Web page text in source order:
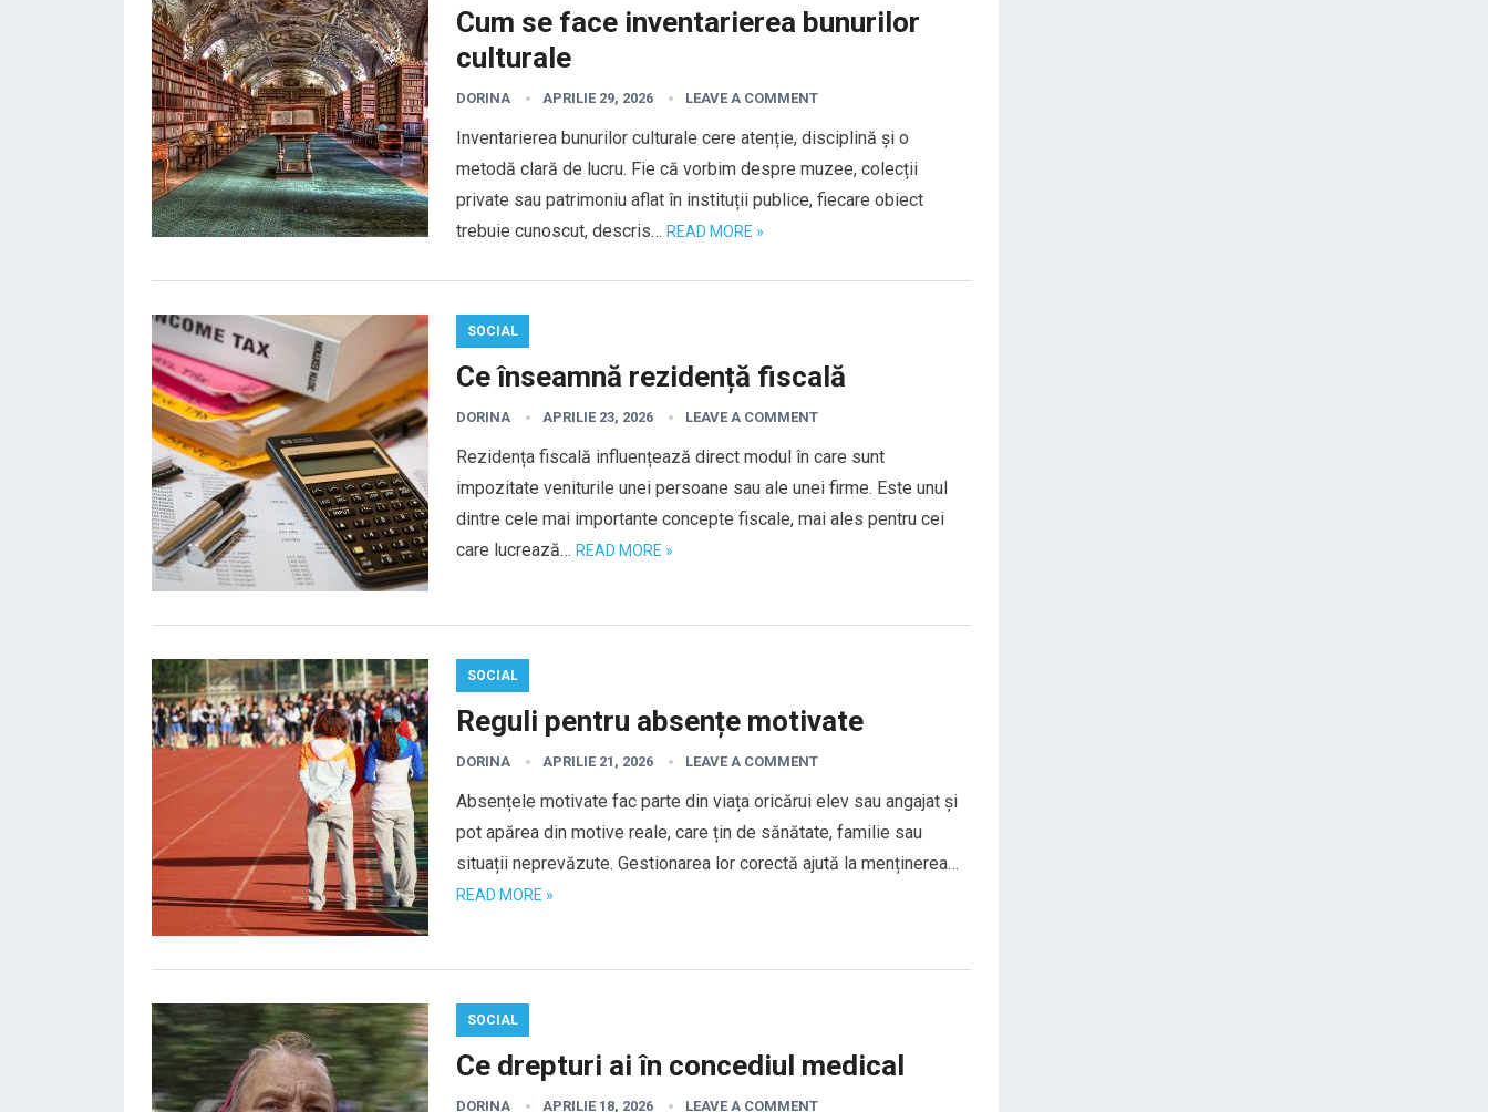
Cum se face inventarierea bunurilor
culturale
DORINA APRILIE 29, 2026 LEAVE A COMMENT
Inventarierea bunurilor culturale cere atenție, disciplină și o
metodă clară de lucru. Fie că vorbim despre muzee, colecții
private sau patrimoniu aflat în instituții publice, fiecare obiect
trebuie cunoscut, descris… READ MORE »
SOCIAL
Ce înseamnă rezidență fiscală
DORINA APRILIE 23, 2026 LEAVE A COMMENT
Rezidența fiscală influențează direct modul în care sunt
impozitate veniturile unei persoane sau ale unei firme. Este unul
dintre cele mai importante concepte fiscale, mai ales pentru cei
care lucrează… READ MORE »
SOCIAL
Reguli pentru absențe motivate
DORINA APRILIE 21, 2026 LEAVE A COMMENT
Absențele motivate fac parte din viața oricărui elev sau angajat și
pot apărea din motive reale, care țin de sănătate, familie sau
situații neprevăzute. Gestionarea lor corectă ajută la menținerea…
READ MORE »
SOCIAL
Ce drepturi ai în concediul medical
DORINA APRILIE 18, 2026 LEAVE A COMMENT